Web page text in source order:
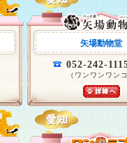
矢場動物堂
052-242-
（ワンワンワンコ